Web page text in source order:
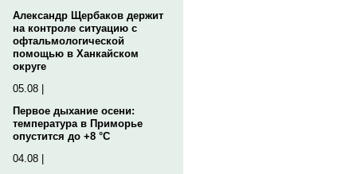
Александр Щербаков держит
на контроле ситуацию с
офтальмологической
помощью в Ханкайском
округе
05.08 |
Первое дыхание осени:
температура в Приморье
опустится до +8 °C
04.08 |